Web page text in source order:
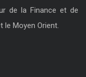
de la Finance et de
le Moyen Orient.